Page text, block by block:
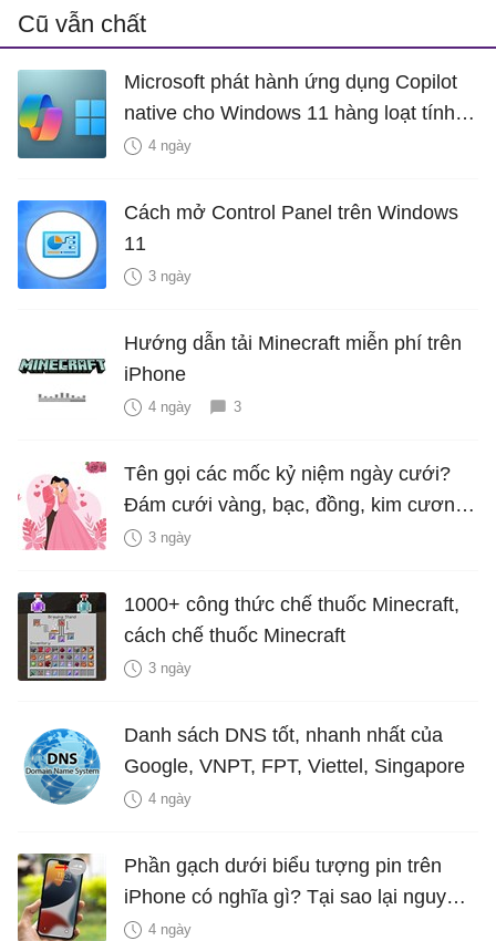
Cũ vẫn chất
Microsoft phát hành ứng dụng Copilot
native cho Windows 11 hàng loạt tính
năng mới Hữu Ích
4 ngày
Cách mở Control Panel trên Windows
11
3 ngày
Hướng dẫn tải Minecraft miễn phí trên
iPhone
4 ngày 3
Tên gọi các mốc kỷ niệm ngày cưới?
Đám cưới vàng, bạc, đồng, kim cương
là bao nhiêu năm?
3 ngày
1000+ công thức chế thuốc Minecraft,
cách chế thuốc Minecraft
3 ngày
Danh sách DNS tốt, nhanh nhất của
Google, VNPT, FPT, Viettel, Singapore
4 ngày
Phần gạch dưới biểu tượng pin trên
iPhone có nghĩa gì? Tại sao lại nguy
hiểm?
4 ngày